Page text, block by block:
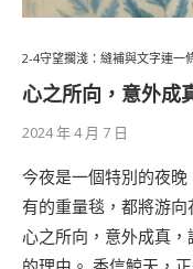
2-4守望擱淺：縫補與文字連一
心之所向，意外成
2024 年 4 月 7 日
今夜是一個特別的夜
有的重量毯，都將游向
心之所向，意外成真